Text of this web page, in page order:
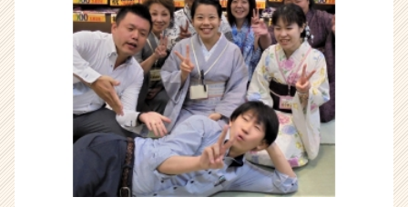
活
サ
イ
ト
チ
ア
キ
ャ
リ
ア
（CheerCareer）